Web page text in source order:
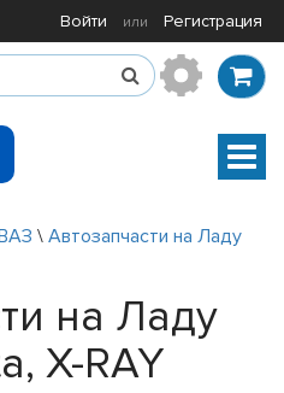
Войти или Регистрация
\ Автозапчасти на Ладу
на Ладу
X-RAY